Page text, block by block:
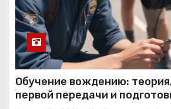
Обучение вождению:
первой передачи и